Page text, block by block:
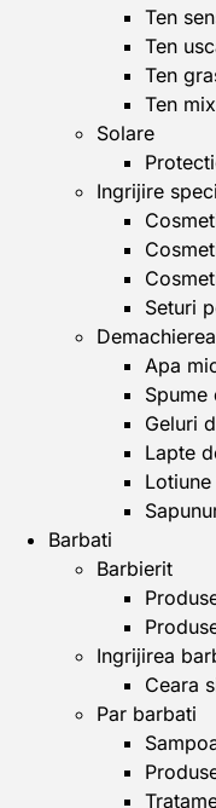
Ten
Ten
Ten
Ten
Solare
Ingrijire
Seturi
Apa
Spume
Geluri
Lapte
Barbati
Barbierit
Ingrijirea
Ceara
Par barbati